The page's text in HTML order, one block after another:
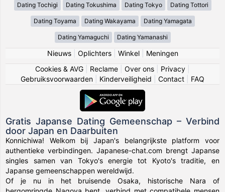
Dating Tochigi Dating Tokushima Dating Tokyo Dating Tottori
Dating Toyama Dating Wakayama Dating Yamagata
Dating Yamaguchi Dating Yamanashi
Nieuws| Oplichters| Winkel| Meningen
Cookies & AVG
Reclame Over ons Privacy
Gebruiksvoorwaarden
Kinderveiligheid Contact FAQ
Gratis Japanse Dating Gemeenschap – Verbind
door Japan en Daarbuiten
Konnichiwa! Welkom bij Japan's belangrijkste platform voor
authentieke verbindingen. Japanese-chat.com brengt Japanse
singles samen van Tokyo's energie tot Kyoto's traditie, en
Japanse gemeenschappen wereldwijd.
Of je nu in het bruisende Osaka, historische Nara of